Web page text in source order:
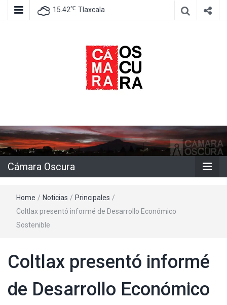
15.42℃ Tlaxcala
Cámara
Oscura
Cámara Oscura
Home / Noticias / Principales /
Coltlax presentó informé de Desarrollo Económico
Sostenible
Coltlax presentó informé
de Desarrollo Económico